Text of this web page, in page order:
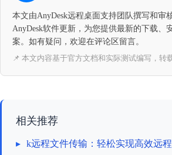
本文由AnyDesk远程桌面支持团队撰写和审
AnyDesk软件更新，为您提供最新的下载、
案。如有疑问，欢迎在评论区留言。
📌 本文内容基于官方文档和实际测试编写，转
相关推荐
▸ k远程文件传输：轻松实现高效远程